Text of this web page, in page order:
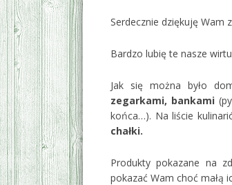
Serdecznie dziękuję Wam
Bardzo lubię te nasze
Jak się można było
zegarkami, bankami
końca…). Na liście
chałki.
Produkty pokazane na
pokazać Wam choć małą